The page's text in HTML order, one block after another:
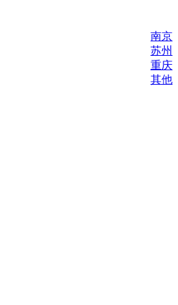
南京
苏州
重庆
其他